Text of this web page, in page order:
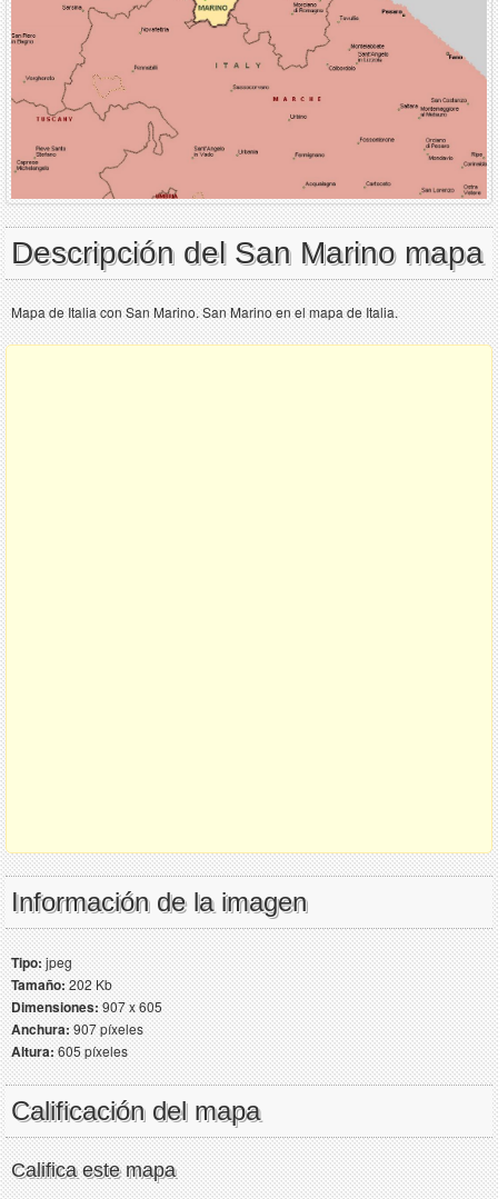
Descripción del San Marino mapa
Mapa de Italia con San Marino. San Marino en el mapa de Italia.
Información de la imagen
Tipo:jpeg
Tamaño:202 Kb
Dimensiones:907 x 605
Anchura:907 píxeles
Altura:605 píxeles
Calificación del mapa
Califica este mapa